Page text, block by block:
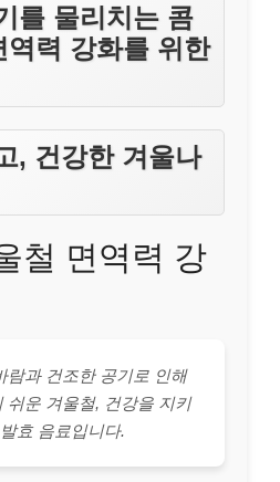
를 물리치는 콤
력 강화를 위한
, 건강한 겨울나
철 면역력 강
람과 건조한 공기로 인해
쉬운 겨울철, 건강을 지키
효 음료입니다.